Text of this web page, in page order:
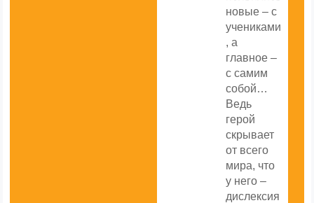
новые – с
учениками
, а
главное –
с самим
собой…
Ведь
герой
скрывает
от всего
мира, что
у него –
дислексия